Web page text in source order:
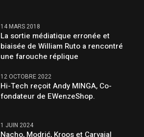
14 MARS 2018
La sortie médiatique erronée et
biaisée de William Ruto a rencontré
une farouche réplique
12 OCTOBRE 2022
Hi-Tech reçoit Andy MINGA, Co-
fondateur de EWenzeShop.
1 JUIN 2024
Nacho, Modrić, Kroos et Carvajal